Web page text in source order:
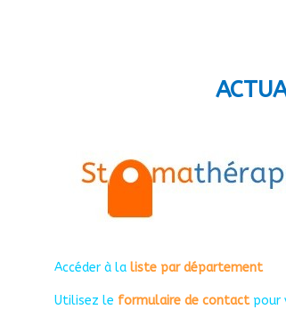
Accéder à laliste par département
Utilisez le formulaire de contactpour